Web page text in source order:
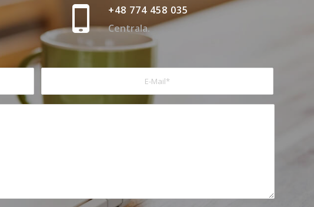
+48 774 458 035
Centrala.